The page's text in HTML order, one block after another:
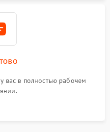
вас в полностью рабочем